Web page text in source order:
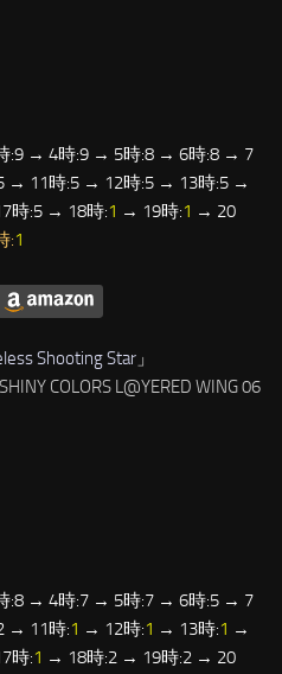
:9 → 4時:9 → 5時:8 → 6時:8 → 7
→ 11時:5 → 12時:5 → 13時:5 →
時:5 → 18時:1 → 19時:1 → 20
:1
Shooting Star 」
COLORS L@YERED WING 06
:8 → 4時:7 → 5時:7 → 6時:5 → 7
→ 11時:1 → 12時:1 → 13時:1 →
時:1 → 18時:2 → 19時:2 → 20